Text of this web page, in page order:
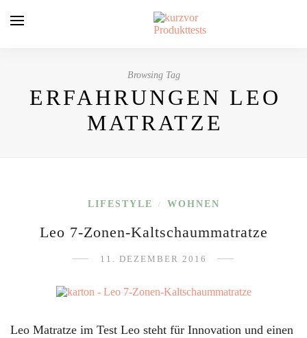
Browsing Tag
ERFAHRUNGEN LEO
MATRATZE
LIFESTYLE / WOHNEN
Leo 7-Zonen-Kaltschaummatratze
11. DEZEMBER 2016
Leo Matratze im Test Leo steht für Innovation und einen